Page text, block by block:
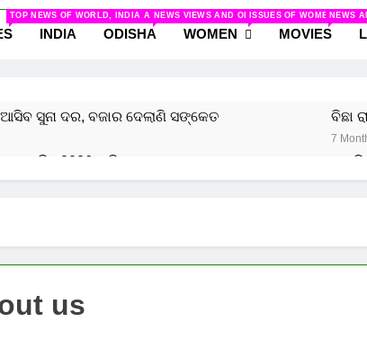
And Women
TOP NEWS OF WORLD, INDIA AND ODISHA
INDIA ODISHA
NEWS VIEWS AND ODISHA
WOMEN
ISSUES OF WOMEN AND
MOVIES
NEWS
ସୁନା ଦର, ବଜାର ଦେଲାଣି ସଙ୍କେତ ବିଛା
7
କଣ ରହିବ 2026 ରାଶି ଫଳ ଜାଣନ୍ତୁ କୁମ୍ଭ
7 Months
us